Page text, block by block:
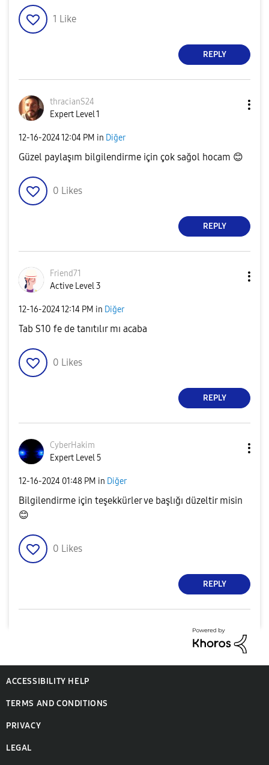
1 Like
REPLY
thracianS24
Expert Level 1
‎12-16-202412:04 PM in Diğer
Güzel paylaşım bilgilendirme için çok sağol hocam 😊
0 Likes
REPLY
Friend71
Active Level 3
‎12-16-202412:14 PM in Diğer
Tab S10 fe de tanıtılır mı acaba
0 Likes
REPLY
CyberHakim
Expert Level 5
‎12-16-2024 01:48 PM in Diğer
Bilgilendirme için teşekkürler ve başlığı düzeltir misin
😊
0 Likes
REPLY
ACCESSIBILITY HELP
TERMS AND CONDITIONS
PRIVACY
LEGAL